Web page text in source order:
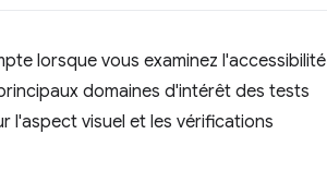
lorsque vous examinez l'accessibilité
domaines d'intérêt des tests
l'aspect visuel et les vérifications